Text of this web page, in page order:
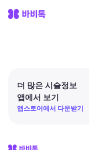
더 많은 시술정보
앱에서 보기
앱스토어에서 다운받기